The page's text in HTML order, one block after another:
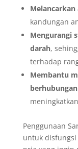
kandungan
Mengurangi
darah,
terhadap
Membantu
Penggunaan
untuk